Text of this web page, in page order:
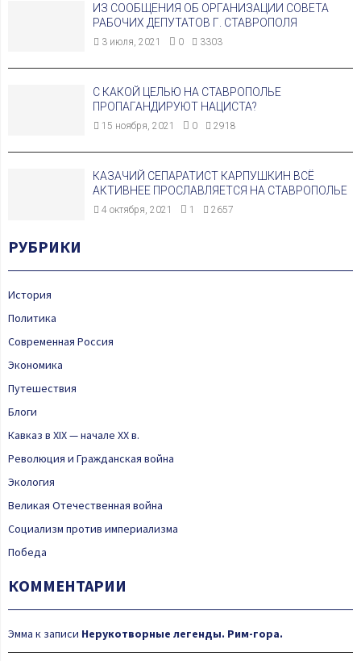
ИЗ СООБЩЕНИЯ ОБ ОРГАНИЗАЦИИ СОВЕТА
РАБОЧИХ ДЕПУТАТОВ Г. СТАВРОПОЛЯ
3 июля, 2021 0 3303
С КАКОЙ ЦЕЛЬЮ НА СТАВРОПОЛЬЕ
ПРОПАГАНДИРУЮТ НАЦИСТА?
15 ноября, 2021 0 2918
КАЗАЧИЙ СЕПАРАТИСТ КАРПУШКИН ВСЁ
АКТИВНЕЕ ПРОСЛАВЛЯЕТСЯ НА СТАВРОПОЛЬЕ
4 октября, 2021 1 2657
РУБРИКИ
История
Политика
Современная Россия
Экономика
Путешествия
Блоги
Кавказ в XIX — начале XX в.
Революция и Гражданская война
Экология
Великая Отечественная война
Социализм против империализма
Победа
КОММЕНТАРИИ
Эмма к записи Нерукотворные легенды. Рим-гора.